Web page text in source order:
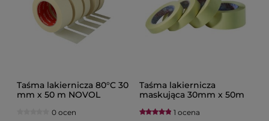
Taśma lakiernicza 80°C 30
mm x 50 m NOVOL
0 ocen
Taśma lakiernicza
maskująca 30mm x 50m
1 ocena